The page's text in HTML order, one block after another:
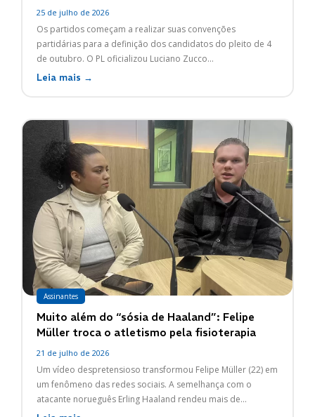
25 de julho de 2026
Os partidos começam a realizar suas convenções
partidárias para a definição dos candidatos do pleito de 4
de outubro. O PL oficializou Luciano Zucco...
Leia mais →
Assinantes
Muito além do “sósia de Haaland”: Felipe
Müller troca o atletismo pela fisioterapia
21 de julho de 2026
Um vídeo despretensioso transformou Felipe Müller (22) em
um fenômeno das redes sociais. A semelhança com o
atacante norueguês Erling Haaland rendeu mais de...